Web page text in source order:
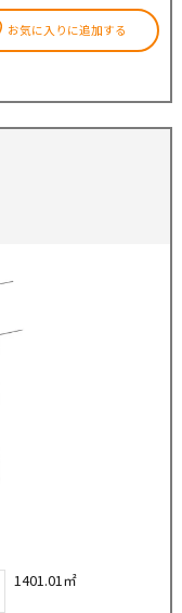
お気に入りに追加する
1401.01㎡